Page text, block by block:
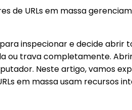
de URLs em massa
inspecionar e decide abrir
ou trava completamente. Abrir
Neste artigo, vamos
em massa usam recursos